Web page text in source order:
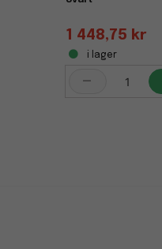
1 448,75 kr
i lager
-